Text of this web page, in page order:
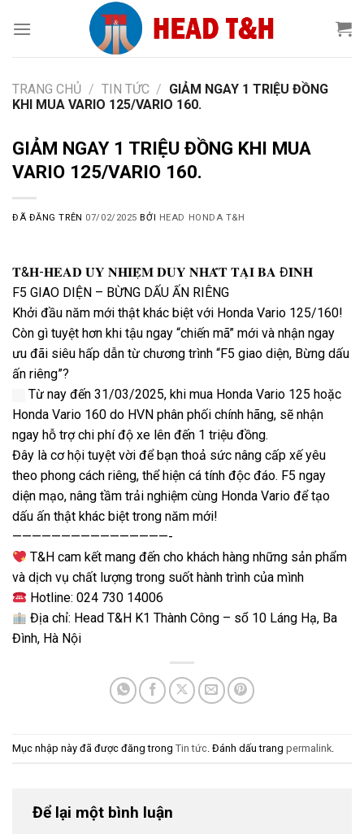
đến
TRANG CHỦ / TIN TỨC / GIẢM NGAY 1 TRIỆU ĐỒNG
KHI MUA VARIO 125/VARIO 160.
GIẢM NGAY 1 TRIỆU ĐỒNG KHI MUA
VARIO 125/VARIO 160.
ĐÃ ĐĂNG TRÊN 07/02/2025 BỞI HEAD HONDA T&H
𝐓&𝐇-𝐇𝐄𝐀𝐃 𝐔̉𝐘 𝐍𝐇𝐈𝐄̣̂𝐌 𝐃𝐔𝐘 𝐍𝐇𝐀̂́𝐓 𝐓𝐀̣𝐈 𝐁𝐀 Đ𝐈̀𝐍𝐇
F5 GIAO DIỆN – BỪNG DẤU ẤN RIÊNG
Khởi đầu năm mới thật khác biệt với Honda Vario 125/160!
Còn gì tuyệt hơn khi tậu ngay “chiến mã” mới và nhận ngay
ưu đãi siêu hấp dẫn từ chương trình “F5 giao diện, Bừng dấu
ấn riêng”?
Từ nay đến 31/03/2025, khi mua Honda Vario 125 hoặc
Honda Vario 160 do HVN phân phối chính hãng, sẽ nhận
ngay hỗ trợ chi phí độ xe lên đến 1 triệu đồng.
Đây là cơ hội tuyệt vời để bạn thoả sức nâng cấp xế yêu
theo phong cách riêng, thể hiện cá tính độc đáo. F5 ngay
diện mạo, nâng tầm trải nghiệm cùng Honda Vario để tạo
dấu ấn thật khác biệt trong năm mới!
————————————————-
T&H cam kết mang đến cho khách hàng những sản phẩm
và dịch vụ chất lượng trong suốt hành trình của mình
Hotline: 024 730 14006
Địa chỉ: Head T&H K1 Thành Công – số 10 Láng Hạ, Ba
Đình, Hà Nội
Mục nhập này đã được đăng trong Tin tức . Đánh dấu trang permalink
Để lại một bình luận